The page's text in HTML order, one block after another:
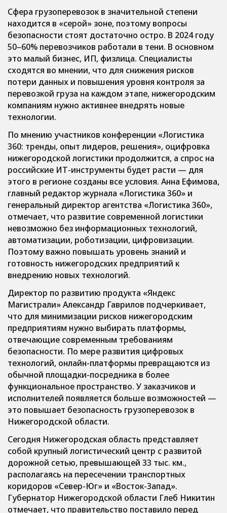
Сфера грузоперевозок в значительной степени
находится в «серой» зоне, поэтому вопросы
безопасности стоят достаточно остро. В 2024 году
50–60% перевозчиков работали в тени. В основном
это малый бизнес, ИП, физлица. Специалисты
сходятся во мнении, что для снижения рисков
потери данных и повышения уровня контроля за
перевозкой груза на каждом этапе, нижегородским
компаниям нужно активнее внедрять новые
технологии.
По мнению участников конференции «Логистика
360: тренды, опыт лидеров, решения», оцифровка
нижегородской логистики продолжится, а спрос на
российские ИТ-инструменты будет расти — для
этого в регионе созданы все условия. Анна Ефимова,
главный редактор журнала «Логистика 360» и
генеральный директор агентства «Логистика 360»,
отмечает, что развитие современной логистики
невозможно без информационных технологий,
автоматизации, роботизации, цифровизации.
Поэтому важно повышать уровень знаний и
готовность нижегородских предприятий к
внедрению новых технологий.
Директор по развитию продукта «Яндекс
Магистрали» Александр Гаврилов подчеркивает,
что для минимизации рисков нижегородским
предприятиям нужно выбирать платформы,
отвечающие современным требованиям
безопасности. По мере развития цифровых
технологий, онлайн-платформы превращаются из
обычной площадки-посредника в более
функциональное пространство. У заказчиков и
исполнителей появляется больше возможностей —
это повышает безопасность грузоперевозок в
Нижегородской области.
Сегодня Нижегородская область представляет
собой крупный логистический центр с развитой
дорожной сетью, превышающей 33 тыс. км.,
располагаясь на пересечении транспортных
коридоров «Север-Юг» и «Восток-Запад».
Губернатор Нижегородской области Глеб Никитин
отмечает, что правительство поставило перед